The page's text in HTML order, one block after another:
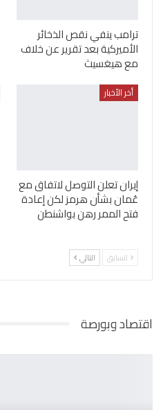
ترامب ينفي نقص الذخائر
الأميركية بعد تقرير عن خلاف
مع هيغسيث
أخر الأخبار
إيران تعلن التوصل لاتفاق مع
عُمان بشأن هرمز لكن إعادة
فتح الممر رهن بواشنطن
السابق التالي
اقتصاد وبورصة